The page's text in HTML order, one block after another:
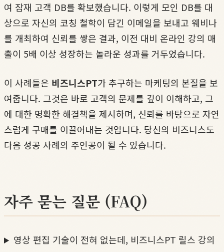
여 잠재 고객 DB를 확보했습니다. 이렇게 모인 DB를 대
상으로 자신의 코칭 철학이 담긴 이메일을 보내고 웨비나
를 개최하여 신뢰를 쌓은 결과, 이전 대비 온라인 강의 매
출이 5배 이상 성장하는 놀라운 성과를 거두었습니다.
이 사례들은 비즈니스PT가 추구하는 마케팅의 본질을 보
여줍니다. 그것은 바로 고객의 문제를 깊이 이해하고, 그
에 대한 명확한 해결책을 제시하며, 신뢰를 바탕으로 자연
스럽게 구매를 이끌어내는 것입니다. 당신의 비즈니스도
다음 성공 사례의 주인공이 될 수 있습니다.
자주 묻는 질문 (FAQ)
영상 편집 기술이 전혀 없는데, 비즈니스PT 릴스 강의